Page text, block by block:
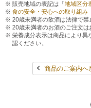
販売地域の表記は「 地域区分
食の安全・安心への取り組み
20歳未満者の飲酒は法律で禁
20歳未満者のお酒のご注文は
栄養成分表示は商品により異
認ください。
商品のご案内へ